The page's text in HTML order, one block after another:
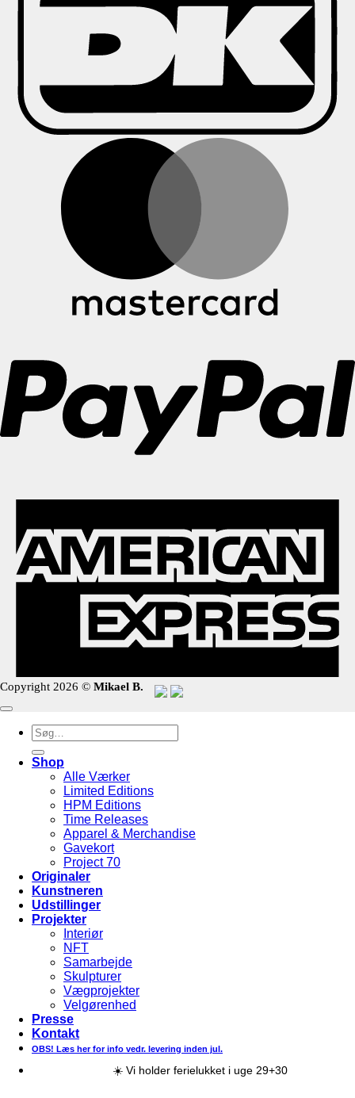
Copyright 2026 © Mikael B.
Søg
efter:
Shop
Alle Værker
Limited Editions
HPM Editions
Time Releases
Apparel & Merchandise
Gavekort
Project 70
Originaler
Kunstneren
Udstillinger
Projekter
Interiør
NFT
Samarbejde
Skulpturer
Vægprojekter
Velgørenhed
Presse
Kontakt
OBS! Læs her for info vedr. levering inden jul.
☀️ Vi holder ferielukket i uge 29+30